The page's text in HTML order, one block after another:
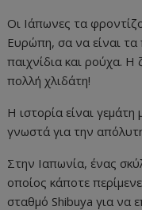
Οι Ιάπωνες τα
Ευρώπη, σα να είναι
παιχνίδια και ρούχα. Η
πολλή χλιδάτη!
Η ιστορία είναι
γνωστά για την
Στην Ιαπωνία, ένας
οποίος κάποτε
σταθμό Shibuya για να